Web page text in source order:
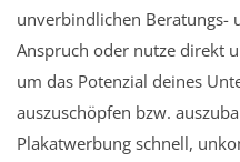
unverbindlichen Beratungs-
Anspruch oder nutze direkt
um das Potenzial deines
auszuschöpfen bzw.
Plakatwerbung schnell,